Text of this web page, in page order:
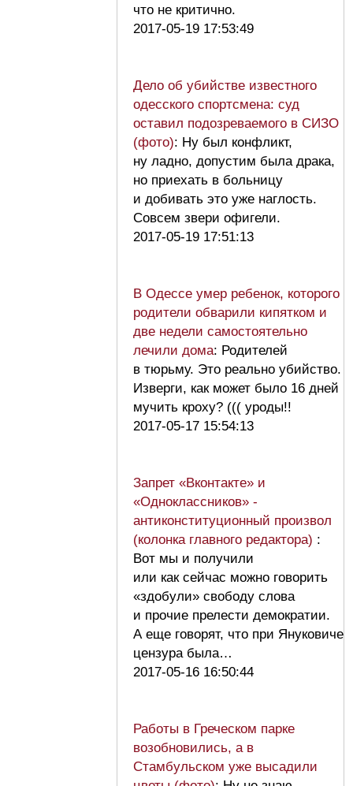
что не критично.
2017-05-19 17:53:49
Дело об убийстве известного
одесского спортсмена: суд
оставил подозреваемого в СИЗО
(фото): Ну был конфликт,
ну ладно, допустим была драка,
но приехать в больницу
и добивать это уже наглость.
Совсем звери офигели.
2017-05-19 17:51:13
В Одессе умер ребенок, которого
родители обварили кипятком и
две недели самостоятельно
лечили дома: Родителей
в тюрьму. Это реально убийство.
Изверги, как может было 16 дней
мучить кроху? ((( уроды!!
2017-05-17 15:54:13
Запрет «Вконтакте» и
«Одноклассников» -
антиконституционный произвол
(колонка главного редактора) :
Вот мы и получили
или как сейчас можно говорить
«здобули» свободу слова
и прочие прелести демократии.
А еще говорят, что при Януковиче
цензура была…
2017-05-16 16:50:44
Работы в Греческом парке
возобновились, а в
Стамбульском уже высадили